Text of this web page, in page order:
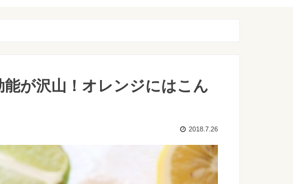
が沢山！オレンジにはこん
2018.7.26